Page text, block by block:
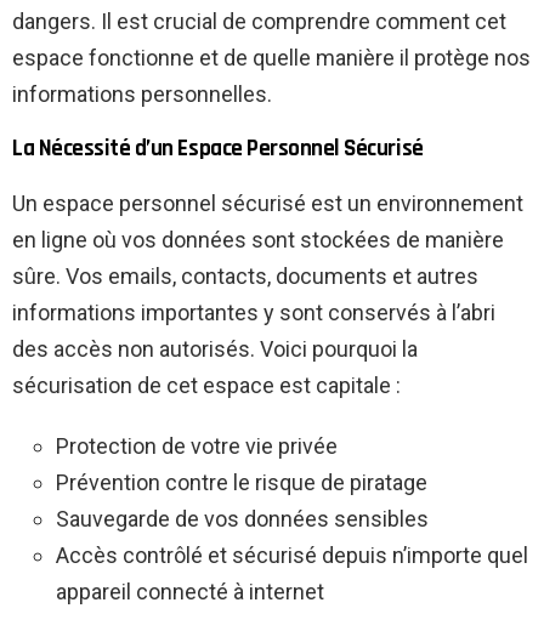
dangers. Il est crucial de comprendre comment cet
espace fonctionne et de quelle manière il protège nos
informations personnelles.
La Nécessité d’un Espace Personnel Sécurisé
Un espace personnel sécurisé est un environnement
en ligne où vos données sont stockées de manière
sûre. Vos emails, contacts, documents et autres
informations importantes y sont conservés à l’abri
des accès non autorisés. Voici pourquoi la
sécurisation de cet espace est capitale :
Protection de votre vie privée
Prévention contre le risque de piratage
Sauvegarde de vos données sensibles
Accès contrôlé et sécurisé depuis n’importe quel
appareil connecté à internet